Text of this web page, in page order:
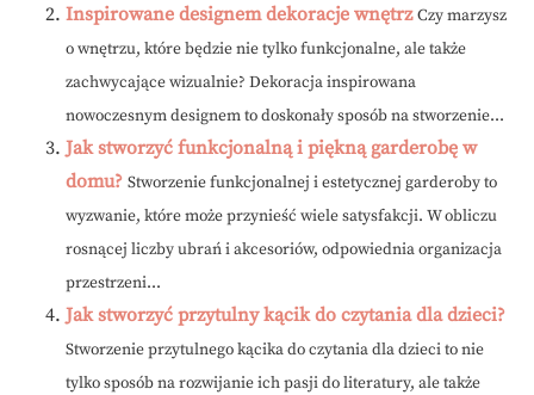
Inspirowane designem dekoracje wnętrz Czy marzysz
o wnętrzu, które będzie nie tylko funkcjonalne, ale także
zachwycające wizualnie? Dekoracja inspirowana
nowoczesnym designem to doskonały sposób na stworzenie...
Jak stworzyć funkcjonalną i piękną garderobę w
domu? Stworzenie funkcjonalnej i estetycznej garderoby to
wyzwanie, które może przynieść wiele satysfakcji. W obliczu
rosnącej liczby ubrań i akcesoriów, odpowiednia organizacja
przestrzeni...
Jak stworzyć przytulny kącik do czytania dla dzieci?
Stworzenie przytulnego kącika do czytania dla dzieci to nie
tylko sposób na rozwijanie ich pasji do literatury, ale także